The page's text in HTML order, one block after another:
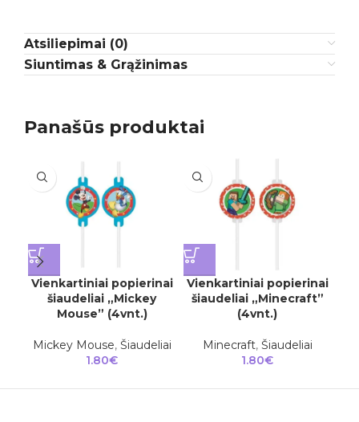
Atsiliepimai (0)
Siuntimas & Grąžinimas
Panašūs produktai
Vienkartiniai popierinai
šiaudeliai „Mickey
Mouse” (4vnt.)
Mickey Mouse, Šiaudeliai
1.80€
Vienkartiniai popierinai
šiaudeliai „Minecraft”
(4vnt.)
Minecraft, Šiaudeliai
1.80€